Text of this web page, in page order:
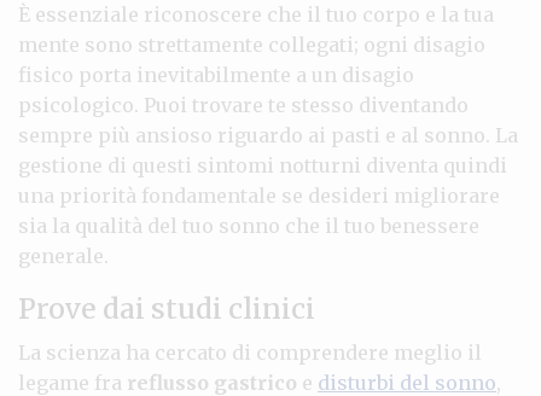
È essenziale riconoscere che il tuo corpo e la tua
mente sono strettamente collegati; ogni disagio
fisico porta inevitabilmente a un disagio
psicologico. Puoi trovare te stesso diventando
sempre più ansioso riguardo ai pasti e al sonno. La
gestione di questi sintomi notturni diventa quindi
una priorità fondamentale se desideri migliorare
sia la qualità del tuo sonno che il tuo benessere
generale.
Prove dai studi clinici
La scienza ha cercato di comprendere meglio il
legame fra reflusso gastrico e disturbi del sonno,